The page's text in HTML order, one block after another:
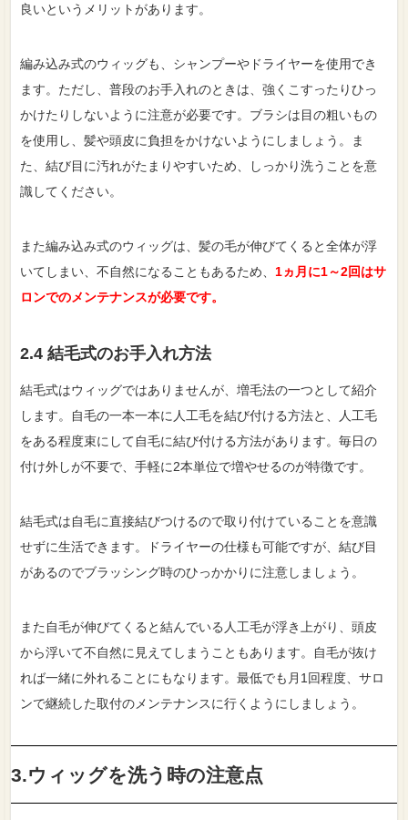
良いというメリットがあります。
編み込み式のウィッグも、シャンプーやドライヤーを使用でき
ます。ただし、普段のお手入れのときは、強くこすったりひっ
かけたりしないように注意が必要です。ブラシは目の粗いもの
を使用し、髪や頭皮に負担をかけないようにしましょう。ま
た、結び目に汚れがたまりやすいため、しっかり洗うことを意
識してください。
また編み込み式のウィッグは、髪の毛が伸びてくると全体が浮
いてしまい、不自然になることもあるため、 1ヵ月に1～2回はサ
ロンでのメンテナンスが必要です。
2.4 結毛式のお手入れ方法
結毛式はウィッグではありませんが、増毛法の一つとして紹介
します。自毛の一本一本に人工毛を結び付ける方法と、人工毛
をある程度束にして自毛に結び付ける方法があります。毎日の
付け外しが不要で、手軽に2本単位で増やせるのが特徴です。
結毛式は自毛に直接結びつけるので取り付けていることを意識
せずに生活できます。ドライヤーの仕様も可能ですが、結び目
があるのでブラッシング時のひっかかりに注意しましょう。
また自毛が伸びてくると結んでいる人工毛が浮き上がり、頭皮
から浮いて不自然に見えてしまうこともあります。自毛が抜け
れば一緒に外れることにもなります。最低でも月1回程度、サロ
ンで継続した取付のメンテナンスに行くようにしましょう。
3.ウィッグを洗う時の注意点